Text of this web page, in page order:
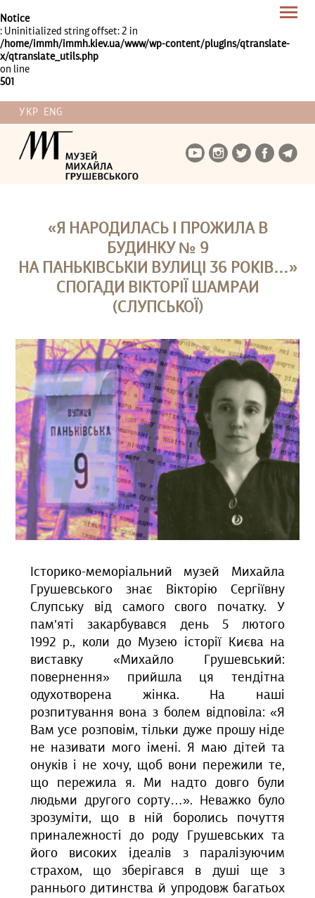
Notice
: Uninitialized string offset: 2 in
/home/immh/immh.kiev.ua/www/wp-content/plugins/qtranslate-
x/qtranslate_utils.php
on line
501
УКР ENG
«Я НАРОДИЛАСЬ І ПРОЖИЛА В
БУДИНКУ № 9
НА ПАНЬКІВСЬКІЙ ВУЛИЦІ 36 РОКІВ…»
СПОГАДИ ВІКТОРІЇ ШАМРАЙ
(СЛУПСЬКОЇ)
Історико-меморіальний музей Михайла
Грушевського знає Вікторію Сергіївну
Слупську від самого свого початку. У
пам’яті закарбувався день 5 лютого
1992 р., коли до Музею історії Києва на
виставку «Михайло Грушевський:
повернення» прийшла ця тендітна
одухотворена жінка. На наші
розпитування вона з болем відповіла: «Я
Вам усе розповім, тільки дуже прошу ніде
не називати мого імені. Я маю дітей та
онуків і не хочу, щоб вони пережили те,
що пережила я. Ми надто довго були
людьми другого сорту…». Неважко було
зрозуміти, що в ній боролись почуття
приналежності до роду Грушевських та
його високих ідеалів з паралізуючим
страхом, що зберігався в душі ще з
раннього дитинства й упродовж багатьох